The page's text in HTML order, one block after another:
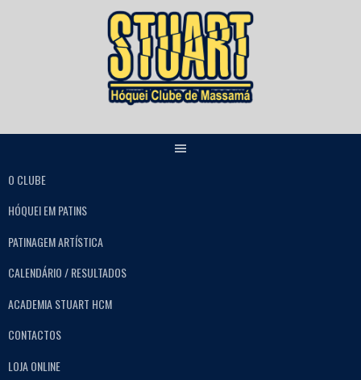
O CLUBE
HÓQUEI EM PATINS
PATINAGEM ARTÍSTICA
CALENDÁRIO / RESULTADOS
ACADEMIA STUART HCM
CONTACTOS
LOJA ONLINE